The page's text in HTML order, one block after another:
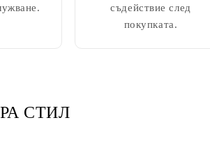
съдействие след
покупката.
СТИЛ